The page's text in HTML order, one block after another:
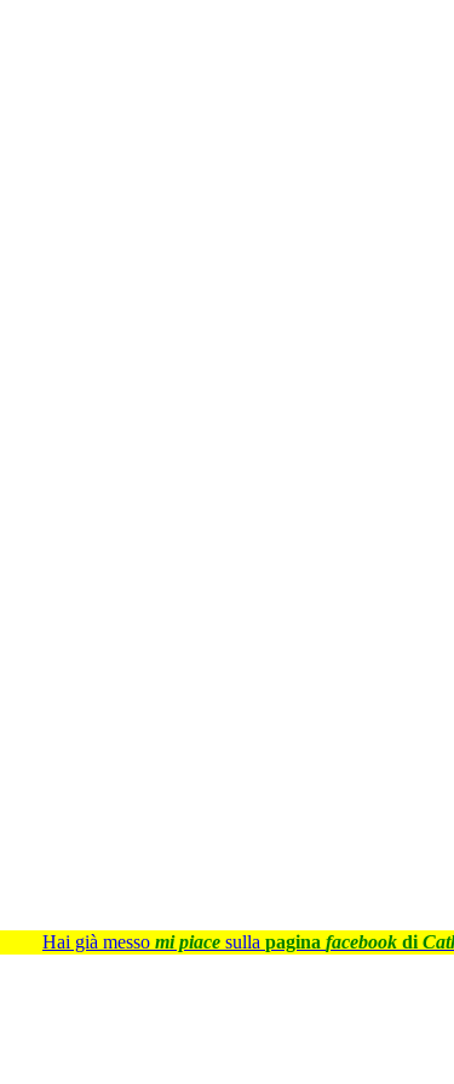
Hai già messo mi piace sulla pagina facebook di